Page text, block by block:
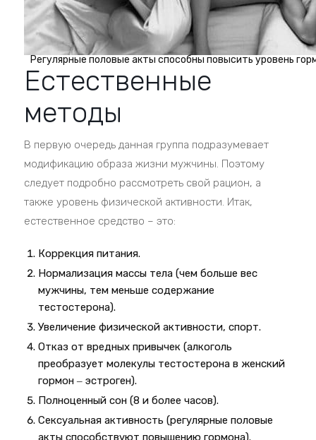
Регулярные половые акты способны повысить уровень
Естественные
методы
В первую очередь данная группа подразумевает
модификацию образа жизни мужчины. Поэтому
следует подробно рассмотреть свой рацион, а
также уровень физической активности. Итак,
естественное средство – это:
Коррекция питания.
Нормализация массы тела (чем больше вес
мужчины, тем меньше содержание
тестостерона).
Увеличение физической активности, спорт.
Отказ от вредных привычек (алкоголь
преобразует молекулы тестостерона в женский
гормон ‒ эстроген).
Полноценный сон (8 и более часов).
Сексуальная активность (регулярные половые
акты способствуют повышению гормона).